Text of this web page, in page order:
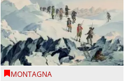
MONTAGNA